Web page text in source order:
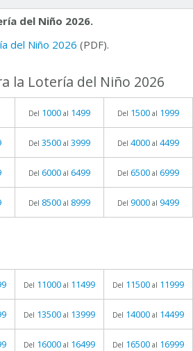
del Niño 2026.
del Niño 2026 (PDF).
la Lotería del Niño 2026
Del 1000 al 1499 Del 1500 al 1999
Del 3500 al 3999 Del 4000 al 4499
Del 6000 al 6499 Del 6500 al 6999
Del 8500 al 8999 Del 9000 al 9499
Del 11000 al 11499 Del 11500 al 11999
Del 13500 al 13999 Del 14000 al 14499
Del 16000 al 16499 Del 16500 al 16999